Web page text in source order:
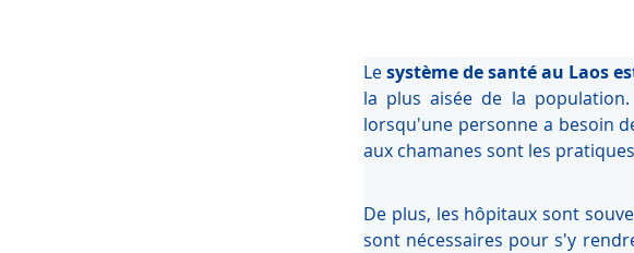
Le système de santé au Laos
la plus aisée de la
lorsqu'une personne a besoin
aux chamanes sont les
De plus, les hôpitaux sont
sont nécessaires pour s'y